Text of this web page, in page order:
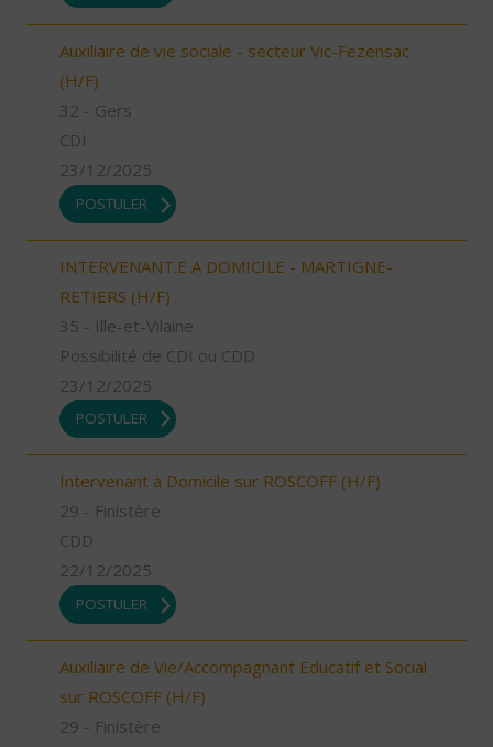
Auxiliaire de vie sociale - secteur Vic-Fezensac
(H/F)
32 - Gers
CDI
23/12/2025
POSTULER
INTERVENANT.E A DOMICILE - MARTIGNE-
RETIERS (H/F)
35 - Ille-et-Vilaine
Possibilité de CDI ou CDD
23/12/2025
POSTULER
Intervenant à Domicile sur ROSCOFF (H/F)
29 - Finistère
CDD
22/12/2025
POSTULER
Auxiliaire de Vie/Accompagnant Educatif et Social
sur ROSCOFF (H/F)
29 - Finistère